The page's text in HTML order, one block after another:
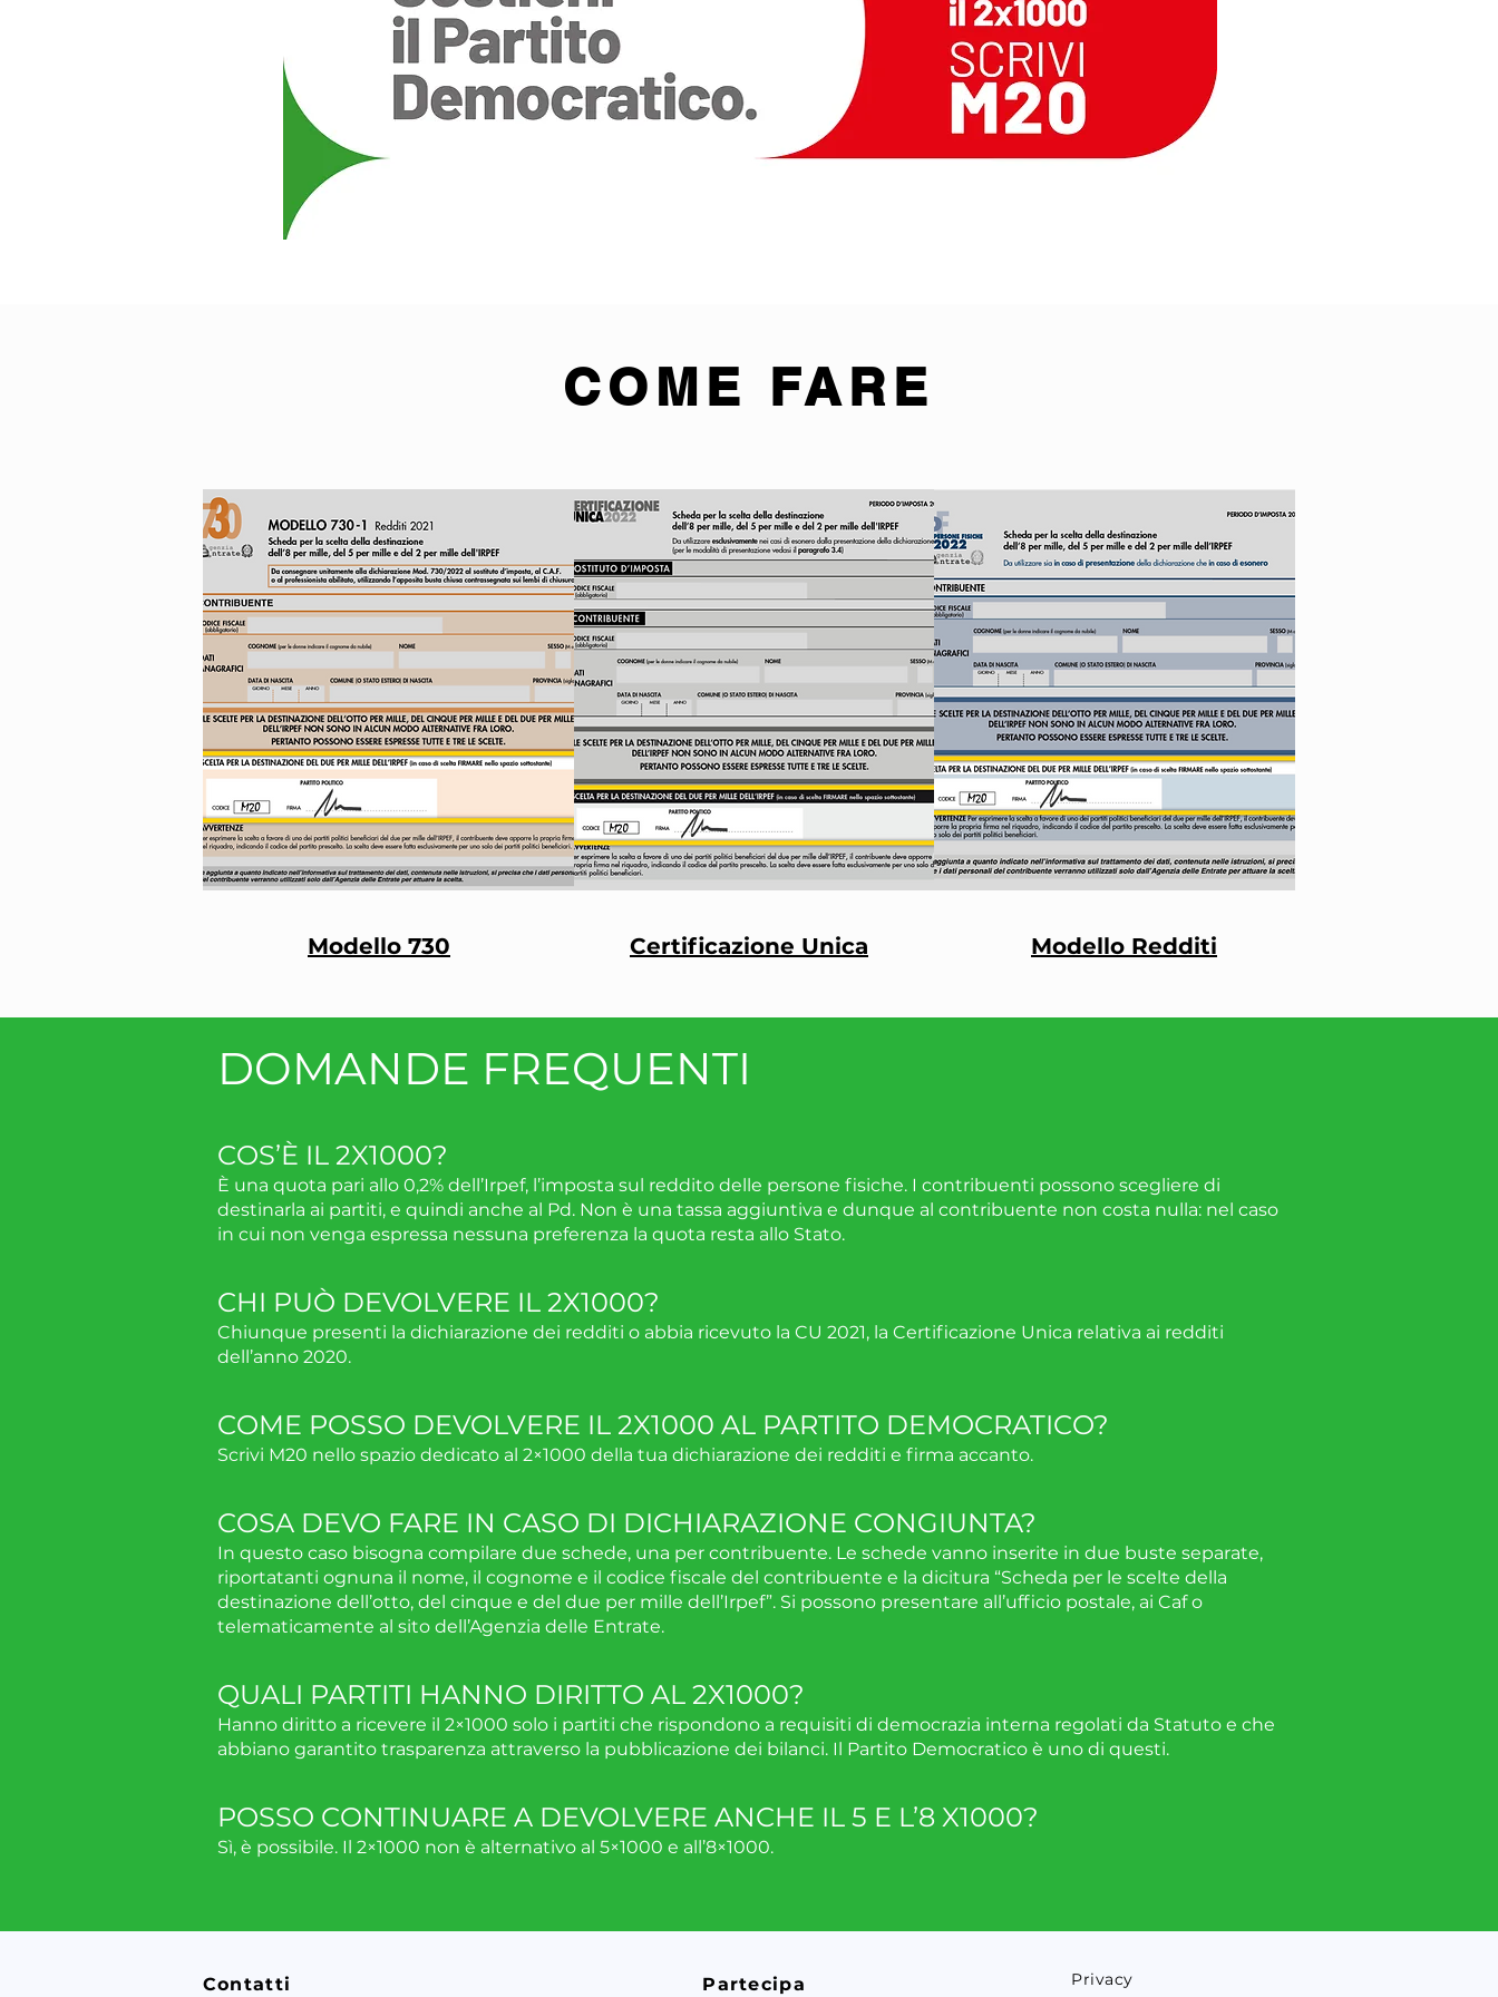
COME FARE
Modello 730 Certificazione Unica Modello Redditi
DOMANDE FREQUENTI
COS’È IL 2X1000?
È una quota pari allo 0,2% dell’Irpef, l’imposta sul reddito delle persone fisiche. I contribuenti possono scegliere di
destinarla ai partiti, e quindi anche al Pd. Non è una tassa aggiuntiva e dunque al contribuente non costa nulla: nel caso
in cui non venga espressa nessuna preferenza la quota resta allo Stato.
CHI PUÒ DEVOLVERE IL 2X1000?
Chiunque presenti la dichiarazione dei redditi o abbia ricevuto la CU 2021, la Certificazione Unica relativa ai redditi
dell’anno 2020.
COME POSSO DEVOLVERE IL 2X1000 AL PARTITO DEMOCRATICO?
Scrivi M20 nello spazio dedicato al 2×1000 della tua dichiarazione dei redditi e firma accanto.
COSA DEVO FARE IN CASO DI DICHIARAZIONE CONGIUNTA?
In questo caso bisogna compilare due schede, una per contribuente. Le schede vanno inserite in due buste separate,
riportatanti ognuna il nome, il cognome e il codice fiscale del contribuente e la dicitura “Scheda per le scelte della
destinazione dell’otto, del cinque e del due per mille dell’Irpef”. Si possono presentare all’ufficio postale, ai Caf o
telematicamente al sito dell’Agenzia delle Entrate.
QUALI PARTITI HANNO DIRITTO AL 2X1000?
Hanno diritto a ricevere il 2×1000 solo i partiti che rispondono a requisiti di democrazia interna regolati da Statuto e che
abbiano garantito trasparenza attraverso la pubblicazione dei bilanci. Il Partito Democratico è uno di questi.
POSSO CONTINUARE A DEVOLVERE ANCHE IL 5 E L’8 X1000?
Sì, è possibile. Il 2×1000 non è alternativo al 5×1000 e all’8×1000.
Contatti Partecipa Privacy